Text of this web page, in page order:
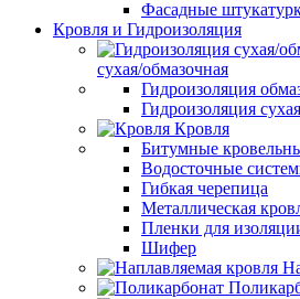
Фасадные
Кровля и Гидроизоляция
сухая/обмазочная
Гидроизоляция
Гидроизоляция сухая
Кровля
Битумные
Водосточные
Гибкая черепица
Металлическая
Пленки для
Шифер